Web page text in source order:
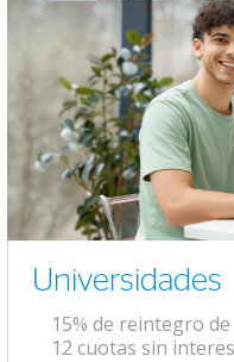
Universidades
15% de reintegro
12 cuotas sin